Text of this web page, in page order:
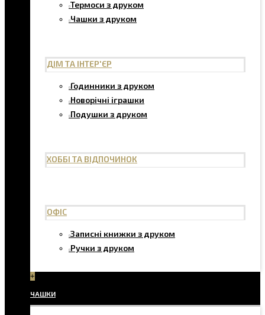
Термоси з друком
Чашки з друком
ДІМ ТА ІНТЕР'ЄР
Годинники з друком
Новорічні іграшки
Подушки з друком
ХОББІ ТА ВІДПОЧИНОК
ОФІС
Записні книжки з друком
Ручки з друком
+
ЧАШКИ